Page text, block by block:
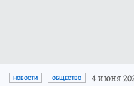
НОВОСТИ ОБЩЕСТВО 4 июня